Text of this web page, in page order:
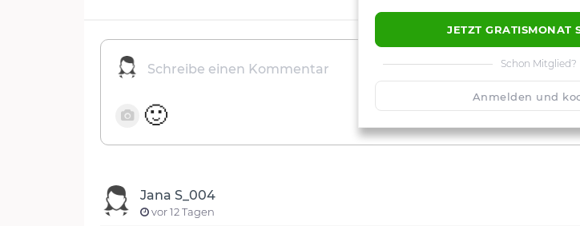
JETZT GRATISMONAT
Schon Mitglied?
Anmelden und
🙂
Jana S_004
vor 12 Tagen